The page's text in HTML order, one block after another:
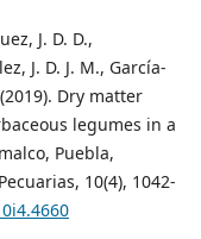
J. D. D.,
J. D. J. M., García-
Dry matter
legumes in a
Puebla,
10(4), 1042-